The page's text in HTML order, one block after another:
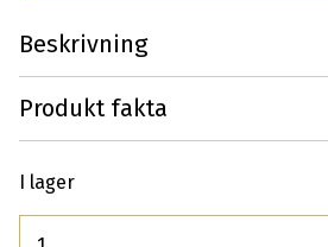
Beskrivning
Produkt fakta
I lager